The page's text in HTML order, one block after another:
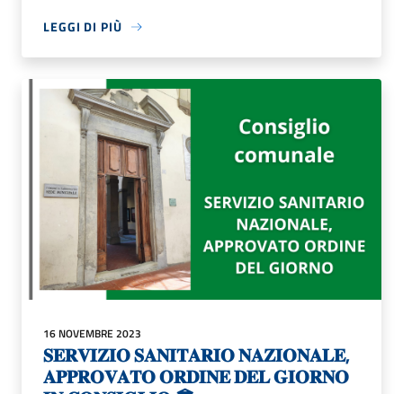
LEGGI DI PIÙ
16 NOVEMBRE 2023
𝐒𝐄𝐑𝐕𝐈𝐙𝐈𝐎 𝐒𝐀𝐍𝐈𝐓𝐀𝐑𝐈𝐎 𝐍𝐀𝐙𝐈𝐎𝐍𝐀𝐋𝐄,
𝐀𝐏𝐏𝐑𝐎𝐕𝐀𝐓𝐎 𝐎𝐑𝐃𝐈𝐍𝐄 𝐃𝐄𝐋 𝐆𝐈𝐎𝐑𝐍𝐎